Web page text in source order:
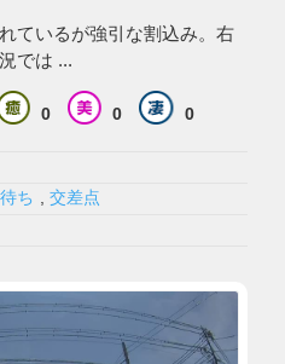
ているが強引な割込み。右
では ...
0 0 0
ち ,交差点